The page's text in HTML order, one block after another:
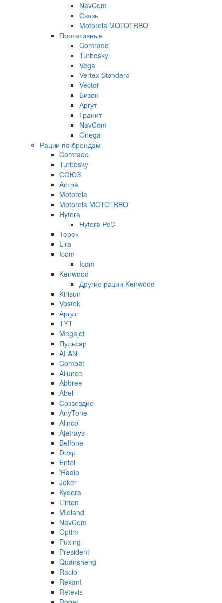
NavCom
Связь
Motorola MOTOTRBO
Портативные
Comrade
Turbosky
Vega
Vertex Standard
Vector
Бизон
Аргут
Гранит
NavCom
Onega
Рации по брендам
Comrade
Turbosky
СОЮЗ
Астра
Motorola
Motorola MOTOTRBO
Hytera
Hytera PoC
Терек
Lira
Icom
Icom
Kenwood
Другие рации Kenwood
Kirisun
Vostok
Аргут
TYT
Megajet
Пульсар
ALAN
Combat
Ailunce
Abbree
Abell
Созвездие
AnyTone
Alinco
Ajetrays
Belfone
Dexp
Entel
iRadio
Joker
Kydera
Linton
Midland
NavCom
Optim
Puxing
President
Quansheng
Racio
Rexant
Retevis